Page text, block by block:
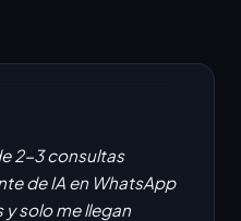
2-3 consultas
de IA en WhatsApp
solo me llegan